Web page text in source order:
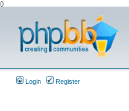
()
Login Register